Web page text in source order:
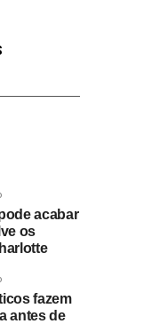
acabar
os
fazem
antes de